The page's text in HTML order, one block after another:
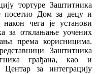
тортуре Заштитника
посетио Дом за децу и
чега је установи
за отклањање уочених
према корисницима.
Заштитника
грађана, као и
за интеграцију